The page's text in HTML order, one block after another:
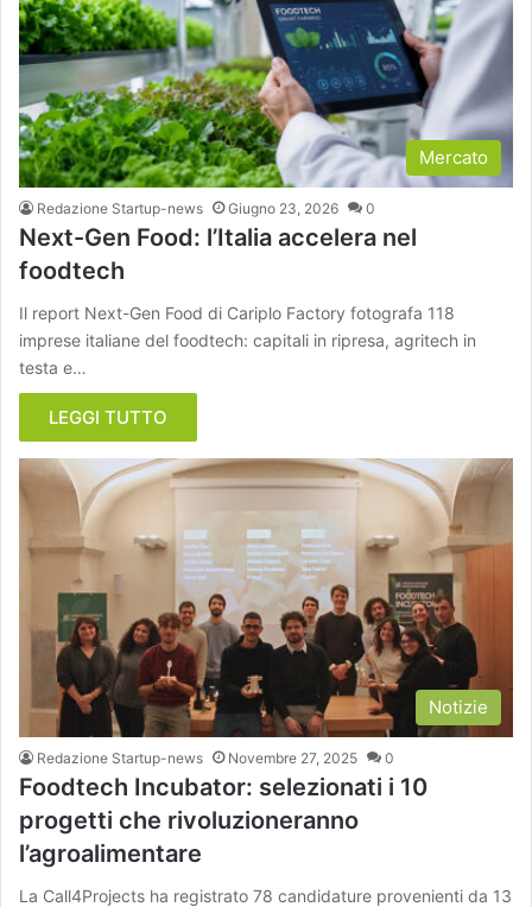
Mercato
Redazione Startup-news Giugno 23, 2026 0
Next-Gen Food: l’Italia accelera nel
foodtech
Il report Next-Gen Food di Cariplo Factory fotografa 118
imprese italiane del foodtech: capitali in ripresa, agritech in
testa e…
LEGGI TUTTO
Notizie
Redazione Startup-news Novembre 27, 2025 0
Foodtech Incubator: selezionati i 10
progetti che rivoluzioneranno
l’agroalimentare
La Call4Projects ha registrato 78 candidature provenienti da 13